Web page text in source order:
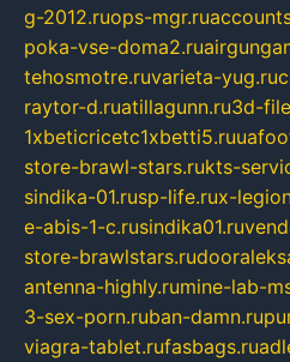
g-2012.ruops-mgr.ru
poka-vse-doma2.ru
tehosmotre.ruvarieta-yug.ru
raytor-d.ruatillagunn.ru3d-
1xbeticricetc1xbetti5.ru
store-brawl-stars.rukts-
sindika-01.rusp-life.rux-
e-abis-1-c.rusindika01.ru
store-brawlstars.ru
antenna-highly.rumine-lab-
3-sex-porn.ruban-damn.ru
viagra-tablet.rufasbags.ru